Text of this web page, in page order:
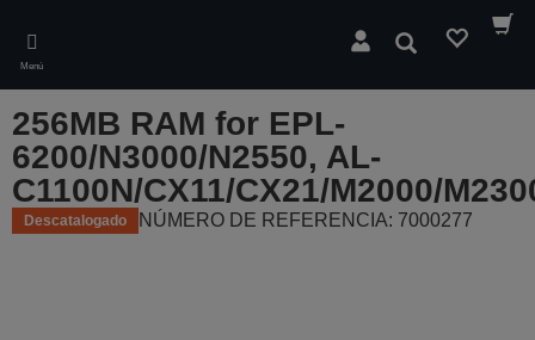
main
content
Menú
Buscar
256MB RAM for EPL-
6200/N3000/N2550, AL-
C1100N/CX11/CX21/M2000/
Descatalogado NÚMERO DE REFERENCIA: 7000277